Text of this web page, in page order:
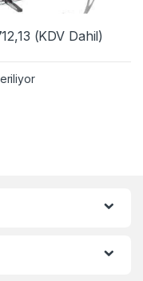
(KDV Dahil)